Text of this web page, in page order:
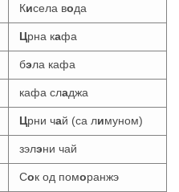
Кисела вода
Црна кафа
бэла кафа
кафа сладжа
Црни чай (са лимуном)
зэлэни чай
Сок од поморанжэ